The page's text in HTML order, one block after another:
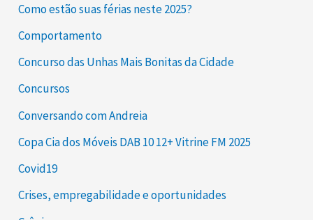
Como estão suas férias neste 2025?
Comportamento
Concurso das Unhas Mais Bonitas da Cidade
Concursos
Conversando com Andreia
Copa Cia dos Móveis DAB 10 12+ Vitrine FM 2025
Covid19
Crises, empregabilidade e oportunidades